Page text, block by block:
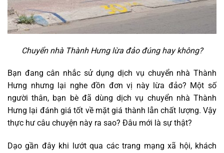
Chuyển nhà Thành Hưng lừa đảo đúng hay không?
Bạn đang cân nhắc sử dụng dịch vụ chuyển nhà Thành
Hưng nhưng lại nghe đồn đơn vị này lừa đảo? Một số
người thân, bạn bè đã dùng dịch vụ chuyển nhà Thành
Hưng lại đánh giá tốt về mặt giá thành lẫn chất lượng. Vậy
thực hư câu chuyện này ra sao? Đâu mới là sự thật?
Dạo gần đây khi lướt qua các trang mạng xã hội, khách